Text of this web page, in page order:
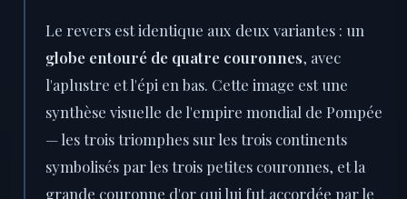
Le revers est identique aux deux variantes : un
globe entouré de quatre couronnes, avec
l'aplustre et l'épi en bas. Cette image est une
synthèse visuelle de l'empire mondial de Pompée
— les trois triomphes sur les trois continents
symbolisés par les trois petites couronnes, et la
grande couronne d'or qui lui fut accordée par le